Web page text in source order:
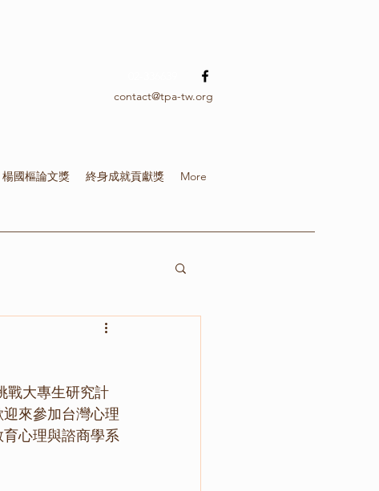
contact@tpa-tw.org
楊國樞論文獎 終身成就貢獻獎 More
戰大專生研究計
迎來參加台灣心理
心理與諮商學系